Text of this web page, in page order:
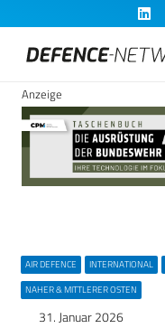
Anzeige
AIR DEFENCE INTERNATIONAL
NAHER & MITTLERER OSTEN
31. Januar 2026